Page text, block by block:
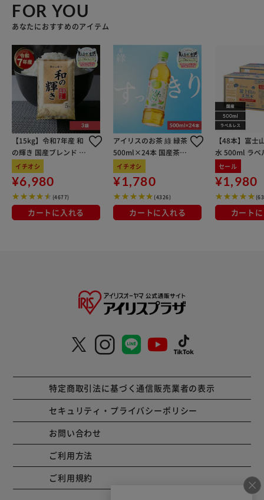
FOR YOU
あなたにおすすめのアイテム
【15kg】令和7年産 和
の輝き 国産ブレンド 5
kg×3袋
イチオシ
¥6,980
(4677)
カートに入れる
アイリスのお茶 綠 緑茶
500ml×24本 国産茶葉
100％使用
イチオシ
¥1,780
(4326)
カートに入れる
【48本】富士
水 500ml ラベ
セール
¥1,980
カート
特定商取引法に基づく通信販売業者の表示
セキュリティ・プライバシーポリシー
お問い合わせ
ご利用方法
ご利用規約